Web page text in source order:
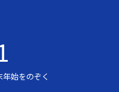
始をのぞく